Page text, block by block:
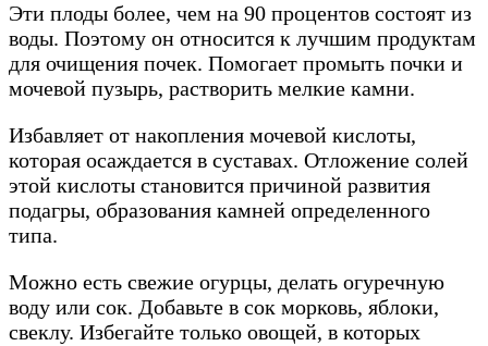
Эти плоды более, чем на 90 процентов состоят из
воды. Поэтому он относится к лучшим продуктам
для очищения почек. Помогает промыть почки и
мочевой пузырь, растворить мелкие камни.
Избавляет от накопления мочевой кислоты,
которая осаждается в суставах. Отложение солей
этой кислоты становится причиной развития
подагры, образования камней определенного
типа.
Можно есть свежие огурцы, делать огуречную
воду или сок. Добавьте в сок морковь, яблоки,
свеклу. Избегайте только овощей, в которых